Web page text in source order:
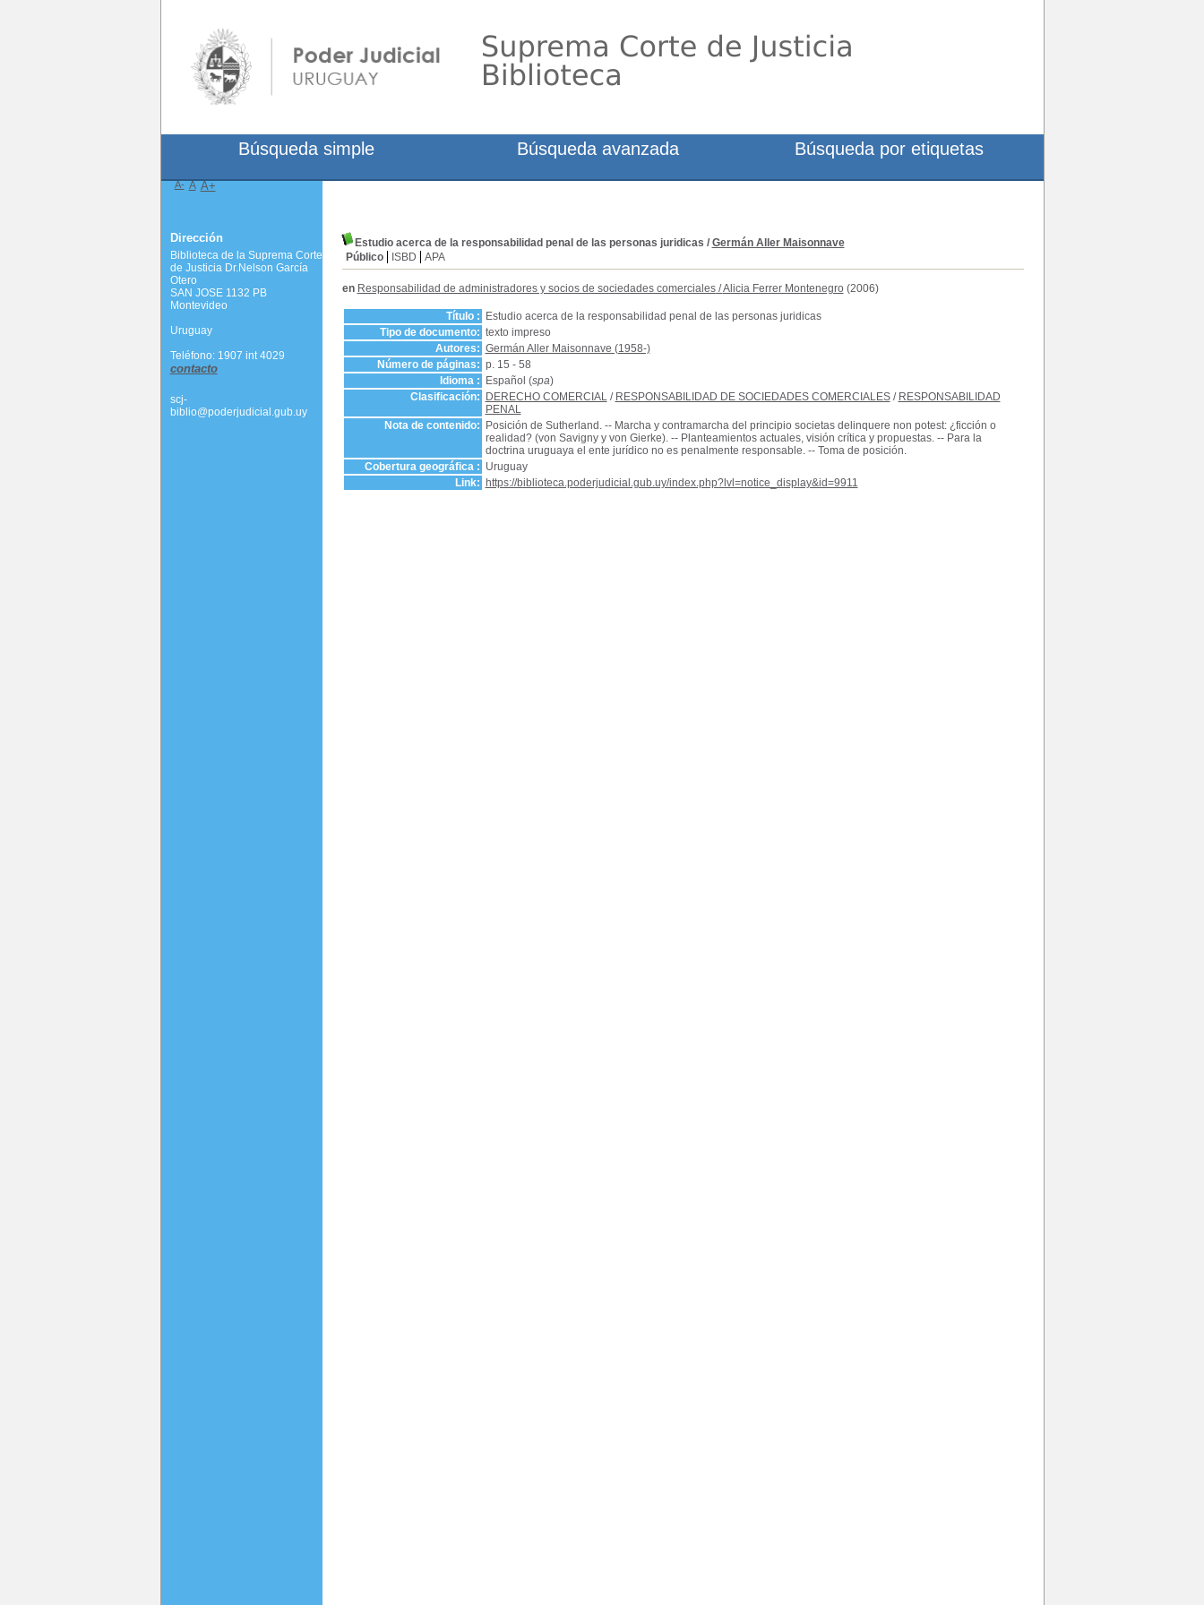
Estudio acerca de la responsabilidad penal de las personas juridicas / Germán Aller Maisonnave
Público
ISBD APA
en Responsabilidad de administradores y socios de sociedades comerciales/Alicia Ferrer Montenegro(2006)
Título :
Estudio acerca de la responsabilidad penal de las personas juridicas
Tipo de documento: texto impreso
Autores: Germán Aller Maisonnave (1958-)
Número de páginas: p. 15 - 58
Idioma :
Español (spa)
Clasificación:
DERECHO COMERCIAL/ RESPONSABILIDAD DE SOCIEDADES COMERCIALES/ RESPONSABILIDAD
PENAL
Nota de contenido:
Posición de Sutherland. -- Marcha y contramarcha del principio societas delinquere non potest: ¿ficción o
realidad? (von Savigny y von Gierke). -- Planteamientos actuales, visión crítica y propuestas. -- Para la
doctrina uruguaya el ente jurídico no es penalmente responsable. -- Toma de posición.
Cobertura geográfica : Uruguay
Link:
https://biblioteca.poderjudicial.gub.uy/index.php?lvl=notice_display&id=9911
Búsqueda simple Búsqueda avanzada Búsqueda por etiquetas
A- A A+
Dirección
Biblioteca de la Suprema Corte
de Justicia Dr.Nelson García
Otero
SAN JOSE 1132 PB
Montevideo
Uruguay
Teléfono: 1907 int 4029
contacto
scj-
biblio@poderjudicial.gub.uy